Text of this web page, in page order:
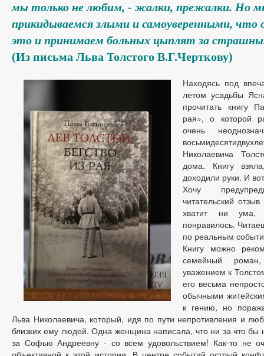
мы только не любим, - жалки, прежалки. Но
прикидываемся злыми и самоуверенными, что
это и принимаем больных цыплят за
(Из письма Льва Толстого В.Г.Черткову)
Находясь под
летом усадьбы
прочитать книгу
рая», о которой
очень
Николаевича
дома. Книгу
доходили руки. И
Хочу
читательский
хватит ни ума,
понравилось.
по реальным
Книгу можно
семейный
уважением к
его весьма
обычными
к гению, но
Льва Николаевича, который, идя по пути непротивления и
близких ему людей. Одна женщина написала, что ни за что бы
за Софью Андреевну - со всем удовольствием! Как-то не